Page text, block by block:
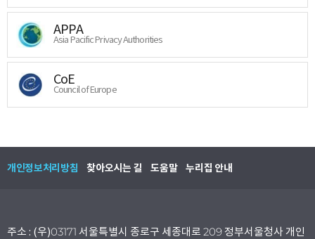
APPA
Asia Pacific Privacy Authorities
CoE
Council of Europe
개인정보처리방침 찾아오시는 길 도움말 누리집 안내
주소 : (우)03171 서울특별시 종로구 세종대로 209 정부서울청사 개인